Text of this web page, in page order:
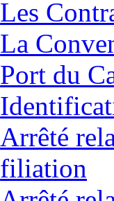
Les
La
Port du
Arrêté
filiation